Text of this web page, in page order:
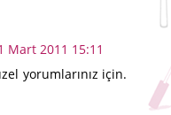
Mart 2011 15:11
yorumlarınız için.